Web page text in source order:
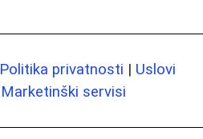
Politika privatnosti | Uslovi
Marketinški servisi